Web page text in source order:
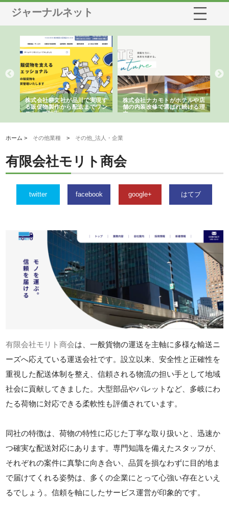
ジャーナルネット
株式会社耕文社が品川で実現す
る販促物製作から配送までワン
ストップ対応
株式会社ナカモトがホテルや店
舗の内装改修で選ばれ続ける理
由
ホーム > その他業種 > その他_法人・企業
有限会社モリト商会
twitter facebook google+ はてブ
有限会社モリト商会は、一般貨物の運送を主軸に多様な輸送ニ
ーズへ応えている運送会社です。設立以来、安全性と正確性を
重視した配送体制を整え、信頼される物流の担い手として地域
社会に貢献してきました。大型部品やパレットなど、多岐にわ
たる荷物に対応できる柔軟性も評価されています。
同社の特徴は、荷物の特性に応じた丁寧な取り扱いと、迅速か
つ確実な配送対応にあります。専門知識を備えたスタッフが、
それぞれの案件に真摯に向き合い、品質を損なわずに目的地ま
で届けてくれる姿勢は、多くの企業にとって心強い存在といえ
るでしょう。信頼を軸にしたサービス運営が印象的です。